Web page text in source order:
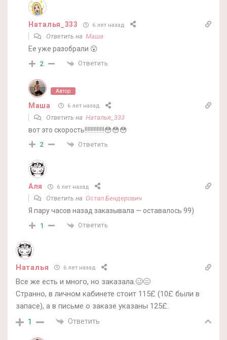
Наталья_333 6 лет назад
Ответить на Маша
Ее уже разобрали 😮
2 Ответить
Автор
Маша 6 лет назад
Ответить на Наталья_333
вот это скорость!!!!!!!!!!!!!😳😳😳
2 Ответить
Аля 6 лет назад
Ответить на Остап Бендерович
Я пару часов назад заказывала — оставалось 99)
1 Ответить
Наталья 6 лет назад
Все же есть и много, но заказала.🥴😑
Странно, в личном кабинете стоит 115£ (10£ были в
запасе), а в письме о заказе указаны 125£.
1 Ответить